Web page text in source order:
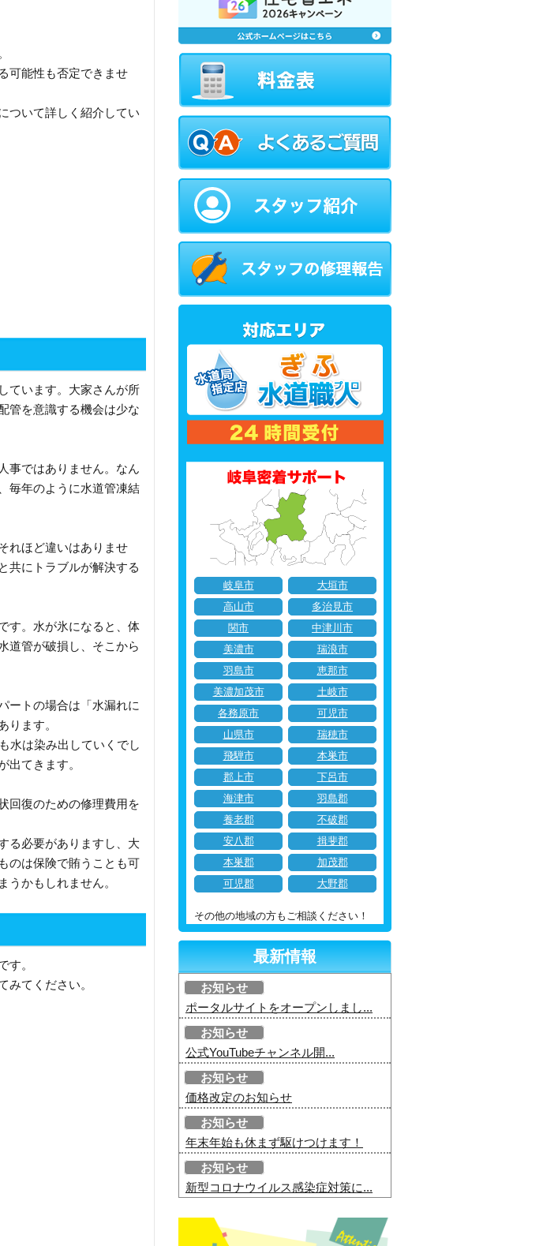
可能性も否定できませ
ついて詳しく紹介してい
ています。大家さんが所
管を意識する機会は少な
事ではありません。なん
毎年のように水道管凍結
れほど違いはありませ
共にトラブルが解決する
す。水が氷になると、体
道管が破損し、そこから
ートの場合は「水漏れに
ります。
水は染み出していくでし
出てきます。
回復のための修理費用を
る必要がありますし、大
のは保険で賄うことも可
かもしれません。
す。
みてください。
岐阜市
大垣市
高山市
多治見市
関市
中津川市
美濃市
瑞浪市
羽島市
恵那市
美濃加茂市
土岐市
各務原市
可児市
山県市
瑞穂市
飛騨市
本巣市
郡上市
下呂市
海津市
羽島郡
養老郡
不破郡
安八郡
揖斐郡
本巣郡
加茂郡
可児郡
大野郡
その他の地域の方もご相談ください！
最新情報
お知らせ
ポータルサイトをオープンしまし...
お知らせ
公式YouTubeチャンネル開...
お知らせ
価格改定のお知らせ
お知らせ
年末年始も休まず駆けつけます！
お知らせ
新型コロナウイルス感染症対策に...